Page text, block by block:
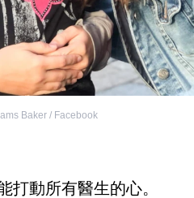
Baker / Facebook
打動所有醫生的心。